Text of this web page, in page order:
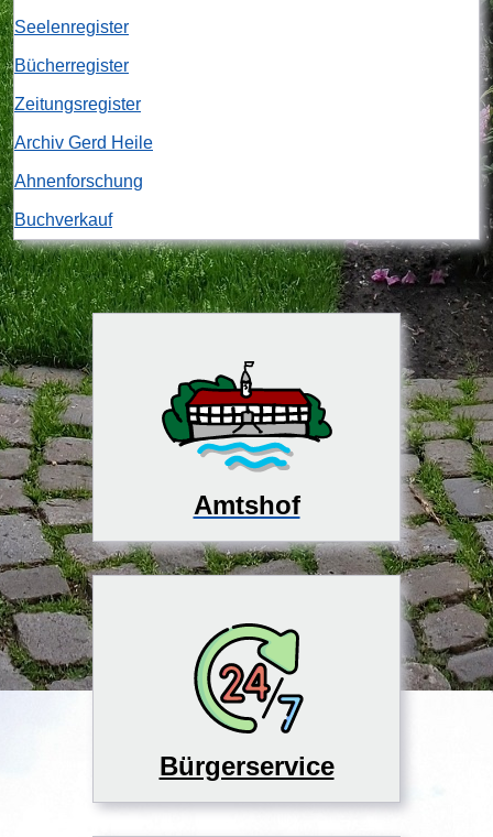
Seelenregister
Bücherregister
Zeitungsregister
Archiv Gerd Heile
Ahnenforschung
Buchverkauf
Amtshof
Bürgerservice